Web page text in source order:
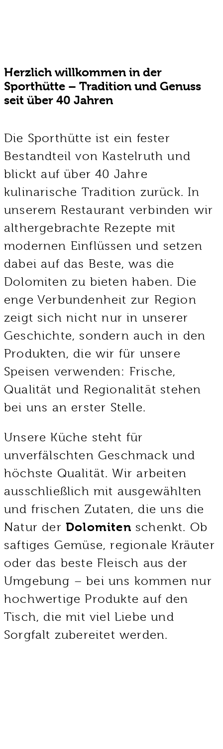
Herzlich willkommen in der
Sporthütte – Tradition und Genuss
seit über 40 Jahren
Die Sporthütte ist ein fester
Bestandteil von Kastelruth und
blickt auf über 40 Jahre
kulinarische Tradition zurück. In
unserem Restaurant verbinden wir
althergebrachte Rezepte mit
modernen Einflüssen und setzen
dabei auf das Beste, was die
Dolomiten zu bieten haben. Die
enge Verbundenheit zur Region
zeigt sich nicht nur in unserer
Geschichte, sondern auch in den
Produkten, die wir für unsere
Speisen verwenden: Frische,
Qualität und Regionalität stehen
bei uns an erster Stelle.
Unsere Küche steht für
unverfälschten Geschmack und
höchste Qualität. Wir arbeiten
ausschließlich mit ausgewählten
und frischen Zutaten, die uns die
Natur der Dolomiten schenkt. Ob
saftiges Gemüse, regionale Kräuter
oder das beste Fleisch aus der
Umgebung – bei uns kommen nur
hochwertige Produkte auf den
Tisch, die mit viel Liebe und
Sorgfalt zubereitet werden.